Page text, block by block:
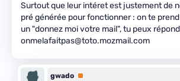
Surtout que leur intéret est justement de
pré générée pour fonctionner : on te
un "donnez moi votre mail", tu peux
onmelafaitpas@toto.mozmail.com
gwado Premium